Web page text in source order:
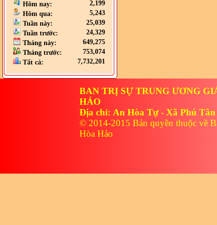
Hôm nay:
2,199
Hôm qua:
5,243
Tuần này:
25,039
Tuần trước:
24,329
Tháng này:
649,275
Tháng trước:
753,074
Tất cả:
7,732,201
BAN TRỊ SỰ TRUNG ƯƠNG
HẢO
Địa chỉ: An Hòa Tự - Xã Phú
© 2014-2015 Bản quyền thuộc về
Hòa Hảo